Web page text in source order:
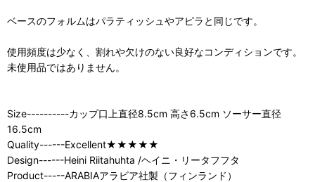
ベースのフォルムはパラティッシュやアピラと同じです。
使用頻度は少なく、割れや欠けのない良好なコンディションです。
未使用品ではありません。
Size----------カップ口上直径8.5cm 高さ6.5cm ソーサー直径
16.5cm
Quality------Excellent★★★★★
Design------Heini Riitahuhta /ヘイニ・リータフフタ
Product-----ARABIAアラビア社製（フィンランド）